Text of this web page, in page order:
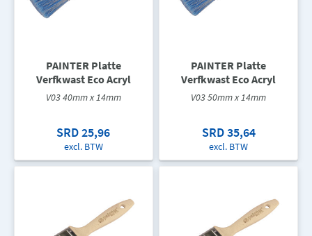
PAINTER Platte
Verfkwast Eco Acryl
V03 40mm x 14mm
SRD 25,96
excl. BTW
PAINTER Platte
Verfkwast Eco Acryl
V03 50mm x 14mm
SRD 35,64
excl. BTW